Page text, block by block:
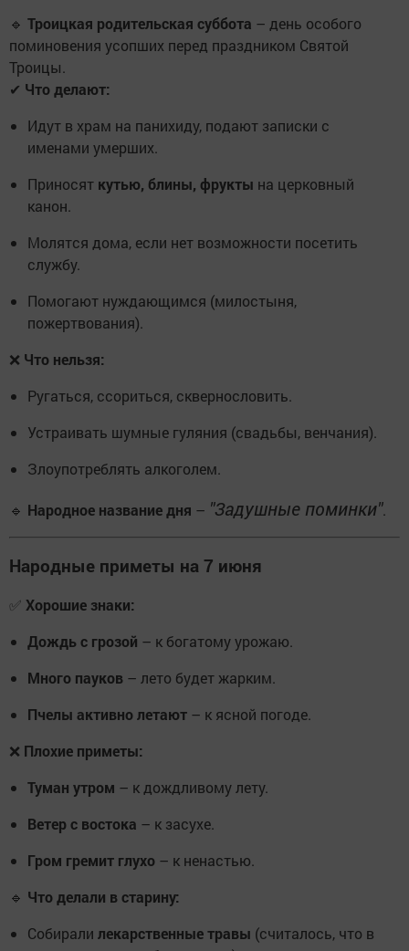
🔹 Троицкая родительская суббота – день особого
поминовения усопших перед праздником Святой
Троицы.
✔ Что делают:
Идут в храм на панихиду, подают записки с
именами умерших.
Приносят кутью, блины, фрукты на церковный
канон.
Молятся дома, если нет возможности посетить
службу.
Помогают нуждающимся (милостыня,
пожертвования).
❌ Что нельзя:
Ругаться, ссориться, сквернословить.
Устраивать шумные гуляния (свадьбы, венчания).
Злоупотреблять алкоголем.
🔹 Народное название дня – "Задушные поминки".
Народные приметы на 7 июня
✅ Хорошие знаки:
Дождь с грозой – к богатому урожаю.
Много пауков – лето будет жарким.
Пчелы активно летают – к ясной погоде.
❌ Плохие приметы:
Туман утром – к дождливому лету.
Ветер с востока – к засухе.
Гром гремит глухо – к ненастью.
🔹 Что делали в старину:
Собирали лекарственные травы (считалось, что в